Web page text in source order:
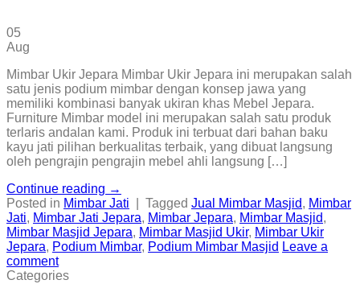
05
Aug
Mimbar Ukir Jepara Mimbar Ukir Jepara ini merupakan salah
satu jenis podium mimbar dengan konsep jawa yang
memiliki kombinasi banyak ukiran khas Mebel Jepara.
Furniture Mimbar model ini merupakan salah satu produk
terlaris andalan kami. Produk ini terbuat dari bahan baku
kayu jati pilihan berkualitas terbaik, yang dibuat langsung
oleh pengrajin pengrajin mebel ahli langsung […]
Continue reading →
Posted in Mimbar Jati Tagged Jual Mimbar Masjid, Mimbar
Jati, Mimbar Jati Jepara, Mimbar Jepara, Mimbar Masjid,
Mimbar Masjid Jepara, Mimbar Masjid Ukir, Mimbar Ukir
Jepara, Podium Mimbar, Podium Mimbar Masjid Leave a
comment
Categories